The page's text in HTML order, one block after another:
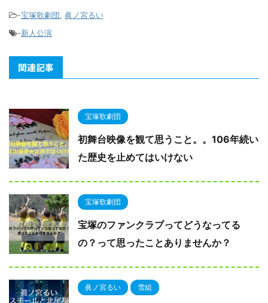
-宝塚歌劇団, 眞ノ宮るい
-新人公演
関連記事
宝塚歌劇団
初舞台映像を観て思うこと。。106年続い
た歴史を止めてはいけない
宝塚歌劇団
宝塚のファンクラブってどうなってる
の？って思ったことありませんか？
眞ノ宮るい 雪組